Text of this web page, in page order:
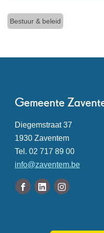
Thema's
Bestuur & beleid
Contact
Gemeente
Adres
Diegemstraat 37
,1930 Zaventem
Tel. 02 717 89 00
E-
mail
info@zaventem.be
VolgFacebook
LinkedinInstagram